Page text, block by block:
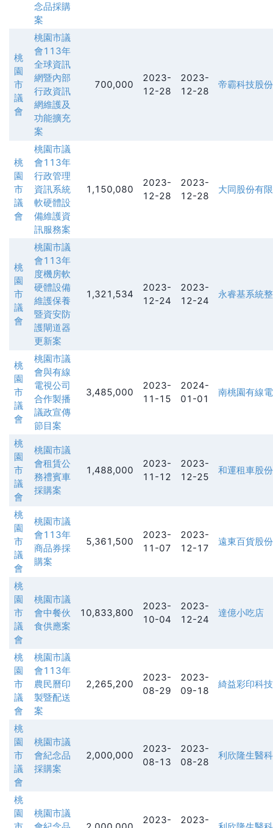
念品採購
案
桃
園
市
議
會
桃園市議
會113年
全球資訊
網暨內部
行政資訊
網維護及
功能擴充
案
700,000
2023-
12-28
2023-
12-28
帝霸科技股
桃
園
市
議
會
桃園市議
會113年
行政管理
資訊系統
軟硬體設
備維護資
訊服務案
1,150,080
2023-
12-28
2023-
12-28
大同股份有
桃
園
市
議
會
桃園市議
會113年
度機房軟
硬體設備
維護保養
暨資安防
護閘道器
更新案
1,321,534
2023-
12-24
2023-
12-24
永睿基系統
桃
園
市
議
會
桃園市議
會與有線
電視公司
合作製播
議政宣傳
節目案
3,485,000
2023-
11-15
2024-
01-01
南桃園有線
桃
園
市
議
會
桃園市議
會租賃公
務禮賓車
採購案
1,488,000
2023-
11-12
2023-
12-25
和運租車股
桃
園
市
議
會
桃園市議
會113年
商品券採
購案
5,361,500
2023-
11-07
2023-
12-17
遠東百貨股
桃
園
市
議
會
桃園市議
會中餐伙
食供應案
10,833,800
2023-
10-04
2023-
12-24
達億小吃店
桃
園
市
議
會
桃園市議
會113年
農民曆印
製暨配送
案
2,265,200
2023-
08-29
2023-
09-18
綺益彩印科
桃
園
市
議
會
桃園市議
會紀念品
採購案
2,000,000
2023-
08-13
2023-
08-28
利欣隆生醫
桃
園
桃園市議
2023-
2023-